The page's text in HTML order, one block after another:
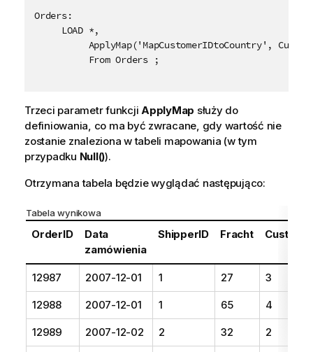
Orders:
     LOAD *,
ApplyMap('MapCustomerIDtoCountry',
          From Orders ;
Trzeci parametr funkcji ApplyMap służy do
definiowania, co ma być zwracane, gdy wartość nie
zostanie znaleziona w tabeli mapowania (w tym
przypadku Null()).
Otrzymana tabela będzie wyglądać następująco:
Tabela wynikowa
OrderID
Data
zamówienia
ShipperID Fracht
12987 2007-12-01 1 27 3
12988 2007-12-01 1 65 4
12989 2007-12-02 2 32 2